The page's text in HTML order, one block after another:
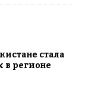
стала
в регионе